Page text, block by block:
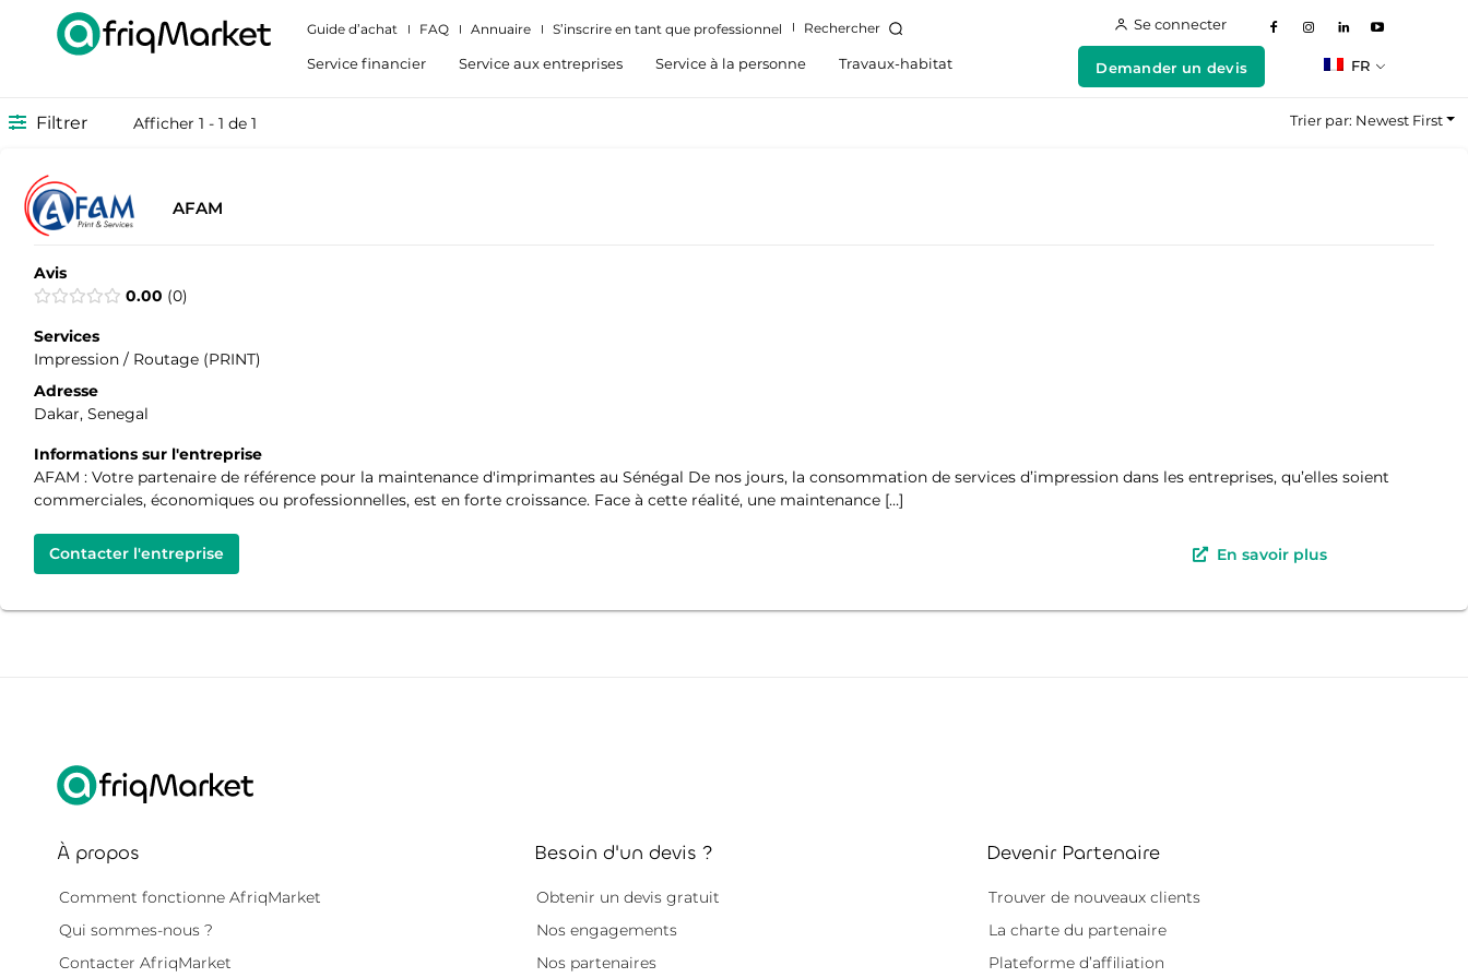
Guide d’achat FAQ Annuaire S’inscrire en tant que professionnel Rechercher Se connecter
Service financier Service aux entreprises Service à la personne Travaux-habitat Demander un devis FR
Filtrer Afficher 1 - 1 de 1 Trier par: Newest First
AFAM
Avis
0.00 0
Services
Impression / Routage (PRINT)
Adresse
Dakar, Senegal
Informations sur l'entreprise
AFAM : Votre partenaire de référence pour la maintenance d'imprimantes au Sénégal De nos jours, la consommation de services d’impression dans les entreprises, qu’elles soient
commerciales, économiques ou professionnelles, est en forte croissance. Face à cette réalité, une maintenance […]
Contacter l'entreprise En savoir plus
À propos
Comment fonctionne AfriqMarket
Qui sommes-nous ?
Contacter AfriqMarket
Besoin d'un devis ?
Obtenir un devis gratuit
Nos engagements
Nos partenaires
Devenir Partenaire
Trouver de nouveaux clients
La charte du partenaire
Plateforme d’affiliation